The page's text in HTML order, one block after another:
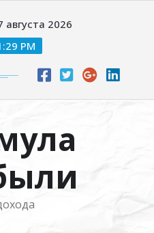
августа 2026
PM